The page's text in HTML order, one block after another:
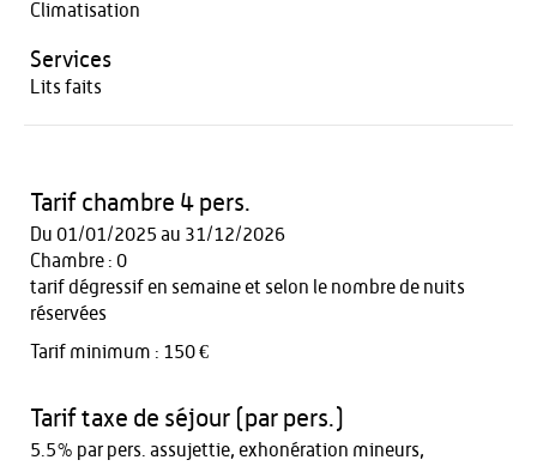
Climatisation
Services
Lits faits
Tarif chambre 4 pers.
Du 01/01/2025 au 31/12/2026
Chambre : 0
tarif dégressif en semaine et selon le nombre de nuits
réservées
Tarif minimum : 150 €
Tarif taxe de séjour (par pers.)
5.5% par pers. assujettie, exhonération mineurs,